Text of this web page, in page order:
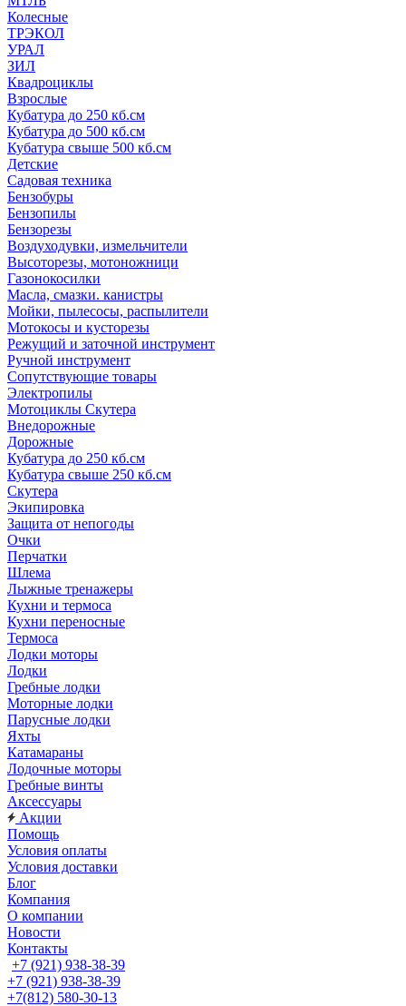
Колесные
ТРЭКОЛ
УРАЛ
ЗИЛ
Квадроциклы
Взрослые
Кубатура до 250 кб.см
Кубатура до 500 кб.см
Кубатура свыше 500 кб.см
Детские
Садовая техника
Бензобуры
Бензопилы
Бензорезы
Воздуходувки, измельчители
Высоторезы, мотоножници
Газонокосилки
Масла, смазки. канистры
Мойки, пылесосы, распылители
Мотокосы и кусторезы
Режущий и заточной инструмент
Ручной инструмент
Сопутствующие товары
Электропилы
Мотоциклы Скутера
Внедорожные
Дорожные
Кубатура до 250 кб.см
Кубатура свыше 250 кб.см
Скутера
Экипировка
Защита от непогоды
Очки
Перчатки
Шлема
Лыжные тренажеры
Кухни и термоса
Кухни переносные
Термоса
Лодки моторы
Лодки
Гребные лодки
Моторные лодки
Парусные лодки
Яхты
Катамараны
Лодочные моторы
Гребные винты
Аксессуары
Акции
Помощь
Условия оплаты
Условия доставки
Блог
Компания
О компании
Новости
Контакты
+7 (921) 938-38-39
+7 (921) 938-38-39
+7(812) 580-30-13